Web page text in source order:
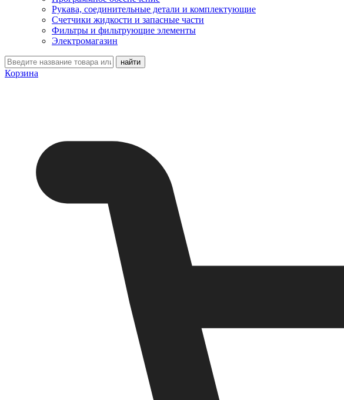
Рукава, соединительные детали и комплектующие
Счетчики жидкости и запасные части
Фильтры и фильтрующие элементы
Электромагазин
Корзина